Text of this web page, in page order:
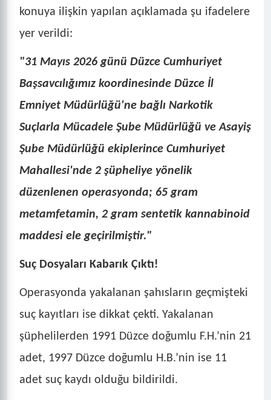
konuya ilişkin yapılan açıklamada şu ifadelere
yer verildi:
"31 Mayıs 2026 günü Düzce Cumhuriyet
Başsavcılığımız koordinesinde Düzce İl
Emniyet Müdürlüğü'ne bağlı Narkotik
Suçlarla Mücadele Şube Müdürlüğü ve Asayiş
Şube Müdürlüğü ekiplerince Cumhuriyet
Mahallesi'nde 2 şüpheliye yönelik
düzenlenen operasyonda; 65 gram
metamfetamin, 2 gram sentetik kannabinoid
maddesi ele geçirilmiştir."
Suç Dosyaları Kabarık Çıktı!
Operasyonda yakalanan şahısların geçmişteki
suç kayıtları ise dikkat çekti. Yakalanan
şüphelilerden 1991 Düzce doğumlu F.H.’nin 21
adet, 1997 Düzce doğumlu H.B.’nin ise 11
adet suç kaydı olduğu bildirildi.